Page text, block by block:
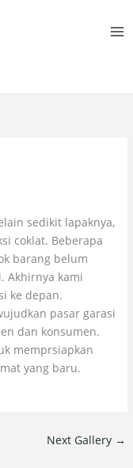
sedikit lapaknya,
coklat. Beberapa
barang belum
Akhirnya kami
ke depan.
pasar garasi
dan konsumen.
memprsiapkan
yang baru.
Next Gallery →